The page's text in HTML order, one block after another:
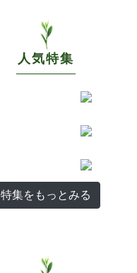
人気特集
特集をもっとみる